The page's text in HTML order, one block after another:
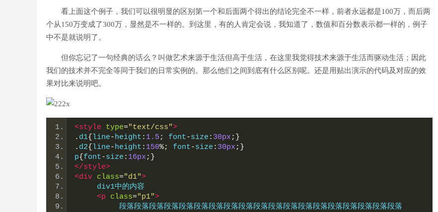
看上面这个例子，我们可以很明显的区别第一个和后面两个得出的结论完全不一样，前者永远都是100万，而后两
个从150万变成了300万，显然是不一样的。到这里，有的人肯定会说，我知道了，数值和百分数表示都一样的，例子
中不是就说明了。
但你忘记了一句经典的话么？叫做艺术来源于生活但高于生活，在这里我觉得技术来源于生活而驱动生活；因此
我们的技术并不完全等同于我们的日常实例的。那么他们之间到底有什么区别呢。还是用贴出演示的代码及对应的效
果对比来说明吧。
<style type="text/css">
. d1{ line-height : 1.5 ; font-size : 30px ;}
. d2{ line-height : 150%; font-size : 30px ;}
p{ font-size : 16px ;}
</style>
<div class="d1">
     div1中的内容
<p
class="p1">
          段落段落段落段落段落段落段落段落段落段落段落段落段落段落段落段落段落段落段落